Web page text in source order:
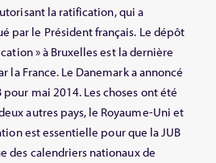
la ratification, qui a
par le Président français. Le dépôt
» à Bruxelles est la dernière
la France. Le Danemark a annoncé
mai 2014. Les choses ont été
autres pays, le Royaume-Uni et
est essentielle pour que la JUB
des calendriers nationaux de